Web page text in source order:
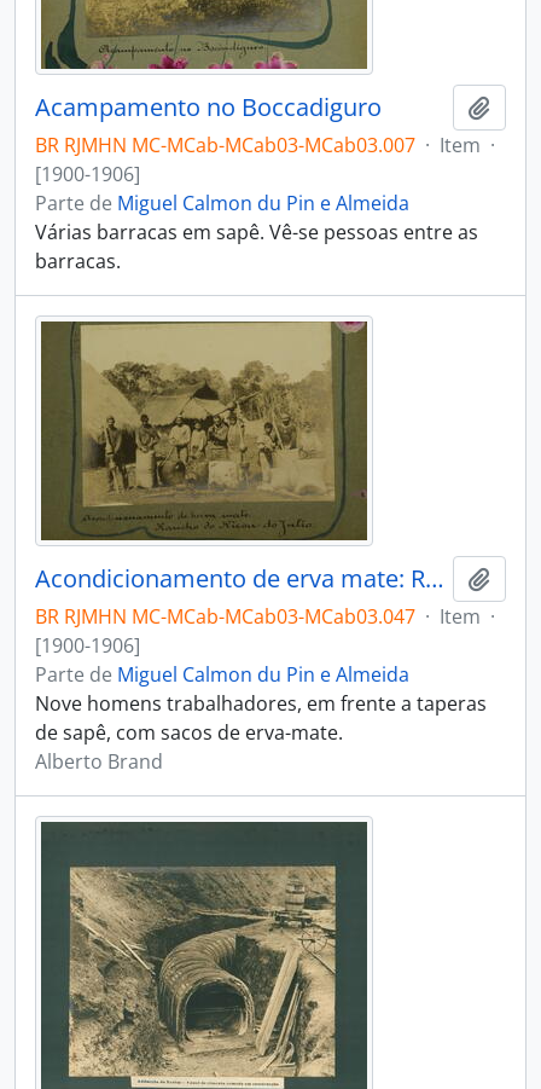
Acampamento no Boccadiguro
BR RJMHN MC-MCab-MCab03-MCab03.007 · Item ·
[1900-1906]
Parte de Miguel Calmon du Pin e Almeida
Várias barracas em sapê. Vê-se pessoas entre as
barracas.
Acondicionamento de erva mate: Rancho do Rincon do Júlio
BR RJMHN MC-MCab-MCab03-MCab03.047 · Item ·
[1900-1906]
Parte de Miguel Calmon du Pin e Almeida
Nove homens trabalhadores, em frente a taperas
de sapê, com sacos de erva-mate.
Alberto Brand